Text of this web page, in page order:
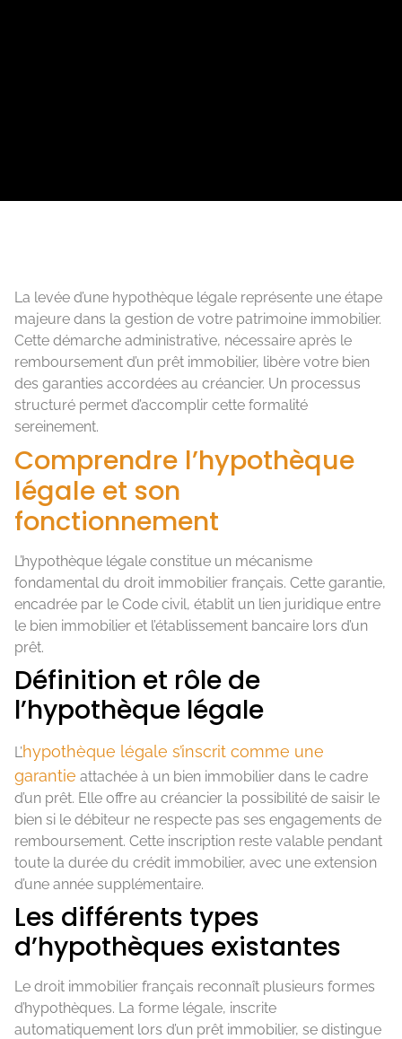
La levée d’une hypothèque légale représente une étape
majeure dans la gestion de votre patrimoine immobilier.
Cette démarche administrative, nécessaire après le
remboursement d’un prêt immobilier, libère votre bien
des garanties accordées au créancier. Un processus
structuré permet d’accomplir cette formalité
sereinement.
Comprendre l’hypothèque
légale et son
fonctionnement
L’hypothèque légale constitue un mécanisme
fondamental du droit immobilier français. Cette garantie,
encadrée par le Code civil, établit un lien juridique entre
le bien immobilier et l’établissement bancaire lors d’un
prêt.
Définition et rôle de
l’hypothèque légale
L’hypothèque légale s’inscrit comme une
garantie attachée à un bien immobilier dans le cadre
d’un prêt. Elle offre au créancier la possibilité de saisir le
bien si le débiteur ne respecte pas ses engagements de
remboursement. Cette inscription reste valable pendant
toute la durée du crédit immobilier, avec une extension
d’une année supplémentaire.
Les différents types
d’hypothèques existantes
Le droit immobilier français reconnaît plusieurs formes
d’hypothèques. La forme légale, inscrite
automatiquement lors d’un prêt immobilier, se distingue